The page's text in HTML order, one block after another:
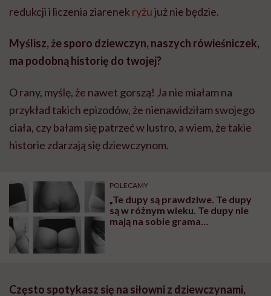
redukcji i liczenia ziarenek ryżujuż nie będzie.
Myślisz, że sporo dziewczyn, naszych rówieśniczek,
ma podobną historię do twojej?
O rany, myślę, że nawet gorszą! Ja nie miałam na
przykład takich epizodów, że nienawidziłam swojego
ciała, czy bałam się patrzeć w lustro, a wiem, że takie
historie zdarzają się dziewczynom.
POLECAMY
„Te dupy są prawdziwe. Te dupy
są w różnym wieku. Te dupy nie
mają na sobie grama
Często spotykasz się na siłowni z dziewczynami,